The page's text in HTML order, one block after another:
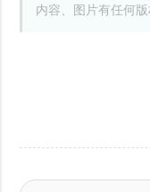
内容、图片有任何